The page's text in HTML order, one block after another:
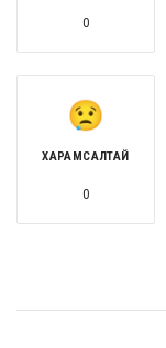
0
ХАРАМСАЛТАЙ
0